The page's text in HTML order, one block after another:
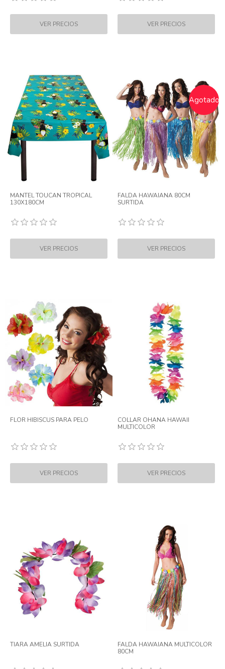
MANTEL TOUCAN TROPICAL
130X180CM
Agotado
FALDA HAWAIANA 80CM
SURTIDA
FLOR HIBISCUS PARA PELO
COLLAR OHANA HAWAII
MULTICOLOR
TIARA AMELIA SURTIDA
FALDA HAWAIANA MULTICOLOR
80CM